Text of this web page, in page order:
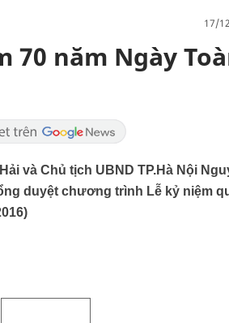
17/
70 năm Ngày
và Chủ tịch UBND TP.Hà Nội
duyệt chương trình Lễ kỷ niệm